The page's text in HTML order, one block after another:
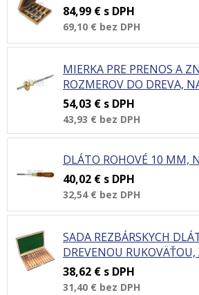
84,99 € s DPH
69,10 € bez DPH
MIERKA PRE PRENOS A
ROZMEROV DO DREVA,
54,03 € s DPH
43,93 € bez DPH
DLÁTO ROHOVÉ 10 MM,
40,02 € s DPH
32,54 € bez DPH
SADA REZBÁRSKYCH
DREVENOU
38,62 € s DPH
31,40 € bez DPH